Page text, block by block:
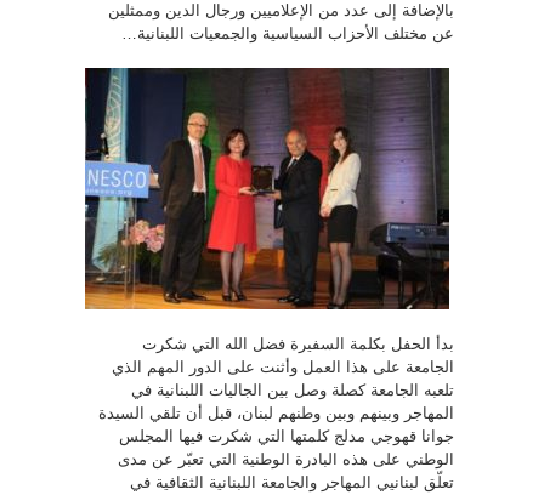
بالإضافة إلى عدد من الإعلاميين ورجال الدين وممثلين
عن مختلف الأحزاب السياسية والجمعيات اللبنانية…
بدأ الحفل بكلمة السفيرة فضل الله التي شكرت
الجامعة على هذا العمل وأثنت على الدور المهم الذي
تلعبه الجامعة كصلة وصل بين الجاليات اللبنانية في
المهاجر وبينهم وبين وطنهم لبنان، قبل أن تلقي السيدة
جوانا قهوجي مدلج كلمتها التي شكرت فيها المجلس
الوطني على هذه البادرة الوطنية التي تعبّر عن مدى
تعلّق لبنانيي المهاجر والجامعة اللبنانية الثقافية في